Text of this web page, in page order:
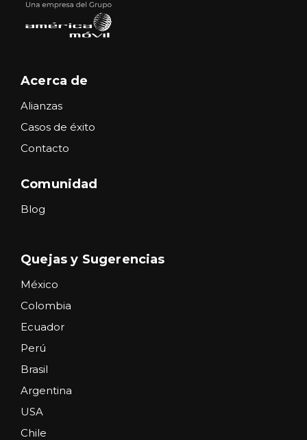
Acerca de
Alianzas
Casos de éxito
Contacto
Comunidad
Blog
Quejas y Sugerencias
México
Colombia
Ecuador
Perú
Brasil
Argentina
USA
Chile